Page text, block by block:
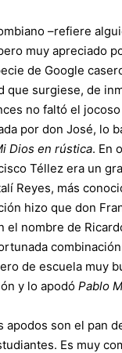
–refiere
muy apreciado
de Google
que surgiese, de
no faltó el
por don José, lo
Dios en rústica. En
Téllez era un
Reyes, más
hizo que don
el nombre de
de escuela muy
y lo apodó Pablo
apodos son el pan
Es muy